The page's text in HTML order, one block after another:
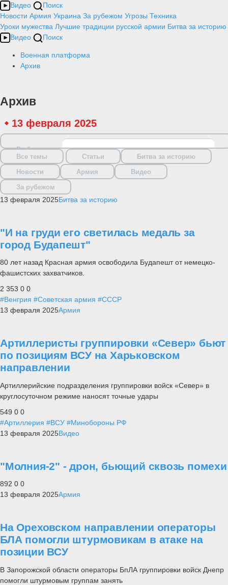
Видео
Поиск
Новости Армия Украина За рубежом Угрозы Техника
Уроки мужества Лучшие традиции русской армии Битва за историю
Видео
Поиск
Военная платформа
Архив
Архив
13 февраля 2025
Выбрать дату
Все темы
Статьи
Битва за историю
Новости
Армия
Видео
За рубежом
13 февраля 2025Битва за историю
"И на груди его светилась медаль за
город Будапешт"
80 лет назад Красная армия освободила Будапешт от немецко-
фашистских захватчиков.
2 353 0 0
#Венгрия #Советская армия #СССР
13 февраля 2025Армия
Артиллеристы группировки «Север» бьют
по позициям ВСУ на Харьковском
направлении
Артиллерийские подразделения группировки войск «Север» в
круглосуточном режиме наносят точные удары
549 0 0
#Артиллерия #ВСУ #Минобороны РФ
13 февраля 2025Видео
"Молния-2" - дрон, бьющий сквозь помехи
892 0 0
13 февраля 2025Армия
На Ореховском направлении операторы
БЛА помогли штурмовикам в атаке на
позиции ВСУ
В Запорожской области операторы БпЛА группировки войск Днепр
помогли штурмовым группам занять